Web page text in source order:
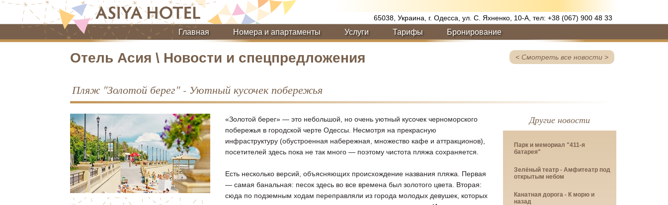
65038, Украина, г. Одесса, ул. С. Яхненко, 10-А, тел: +38 (067) 900 48 33
Главная Номера и апартаменты Услуги Тарифы Бронирование
< Cмотреть все новости >
Отель Асия \ Новости и спецпредложения
Пляж "Золотой берег" - Уютный кусочек побережья
«Золотой берег» — это небольшой, но очень уютный кусочек черноморского
побережья в городской черте Одессы. Несмотря на прекрасную
инфраструктуру (обустроенная набережная, множество кафе и аттракционов),
посетителей здесь пока не так много — поэтому чистота пляжа сохраняется.
Есть несколько версий, объясняющих происхождение названия пляжа. Первая
— самая банальная: песок здесь во все времена был золотого цвета. Вторая:
сюда по подземным ходам переправляли из города молодых девушек, которых
Другие новости
Парк и мемориал "411-я
батарея"
Зелёный театр - Амфитеатр под
открытым небом
Канатная дорога - К морю и
назад